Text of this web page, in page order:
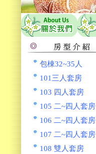
包棟32~35人
101三人套房
103 四人套房
105 二~四人套房
106 二~四人套房
107 二~四人套房
108 雙人套房